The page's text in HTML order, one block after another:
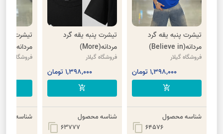
تیشرت پنبه یقه گرد
مردانه(Believe in)
فروشگاه گیلار
1,398,000 تومان
add_shopping_cart
شناسه محصول
64576
content_copy
تیشرت پنبه یقه گرد
مردانه(More)
فروشگاه گیلار
1,398,000 تومان
add_shopping_cart
شناسه محصول
63777
content_copy
تیشرت
مردانه(ERODE)
فروشگاه گیلار
شناسه